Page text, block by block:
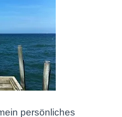
persönliches